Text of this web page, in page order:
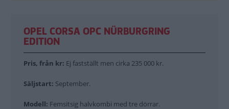
OPEL CORSA OPC NÜRBURGRING
EDITION
Pris, från kr: Ej fastställt men cirka 235 000 kr.
Säljstart: September.
Modell: Femsitsig halvkombi med tre dörrar.